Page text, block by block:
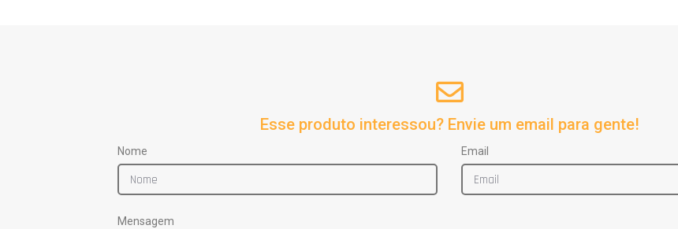
Esse produto interessou? Envie um email para gente!
Nome Email
Mensagem